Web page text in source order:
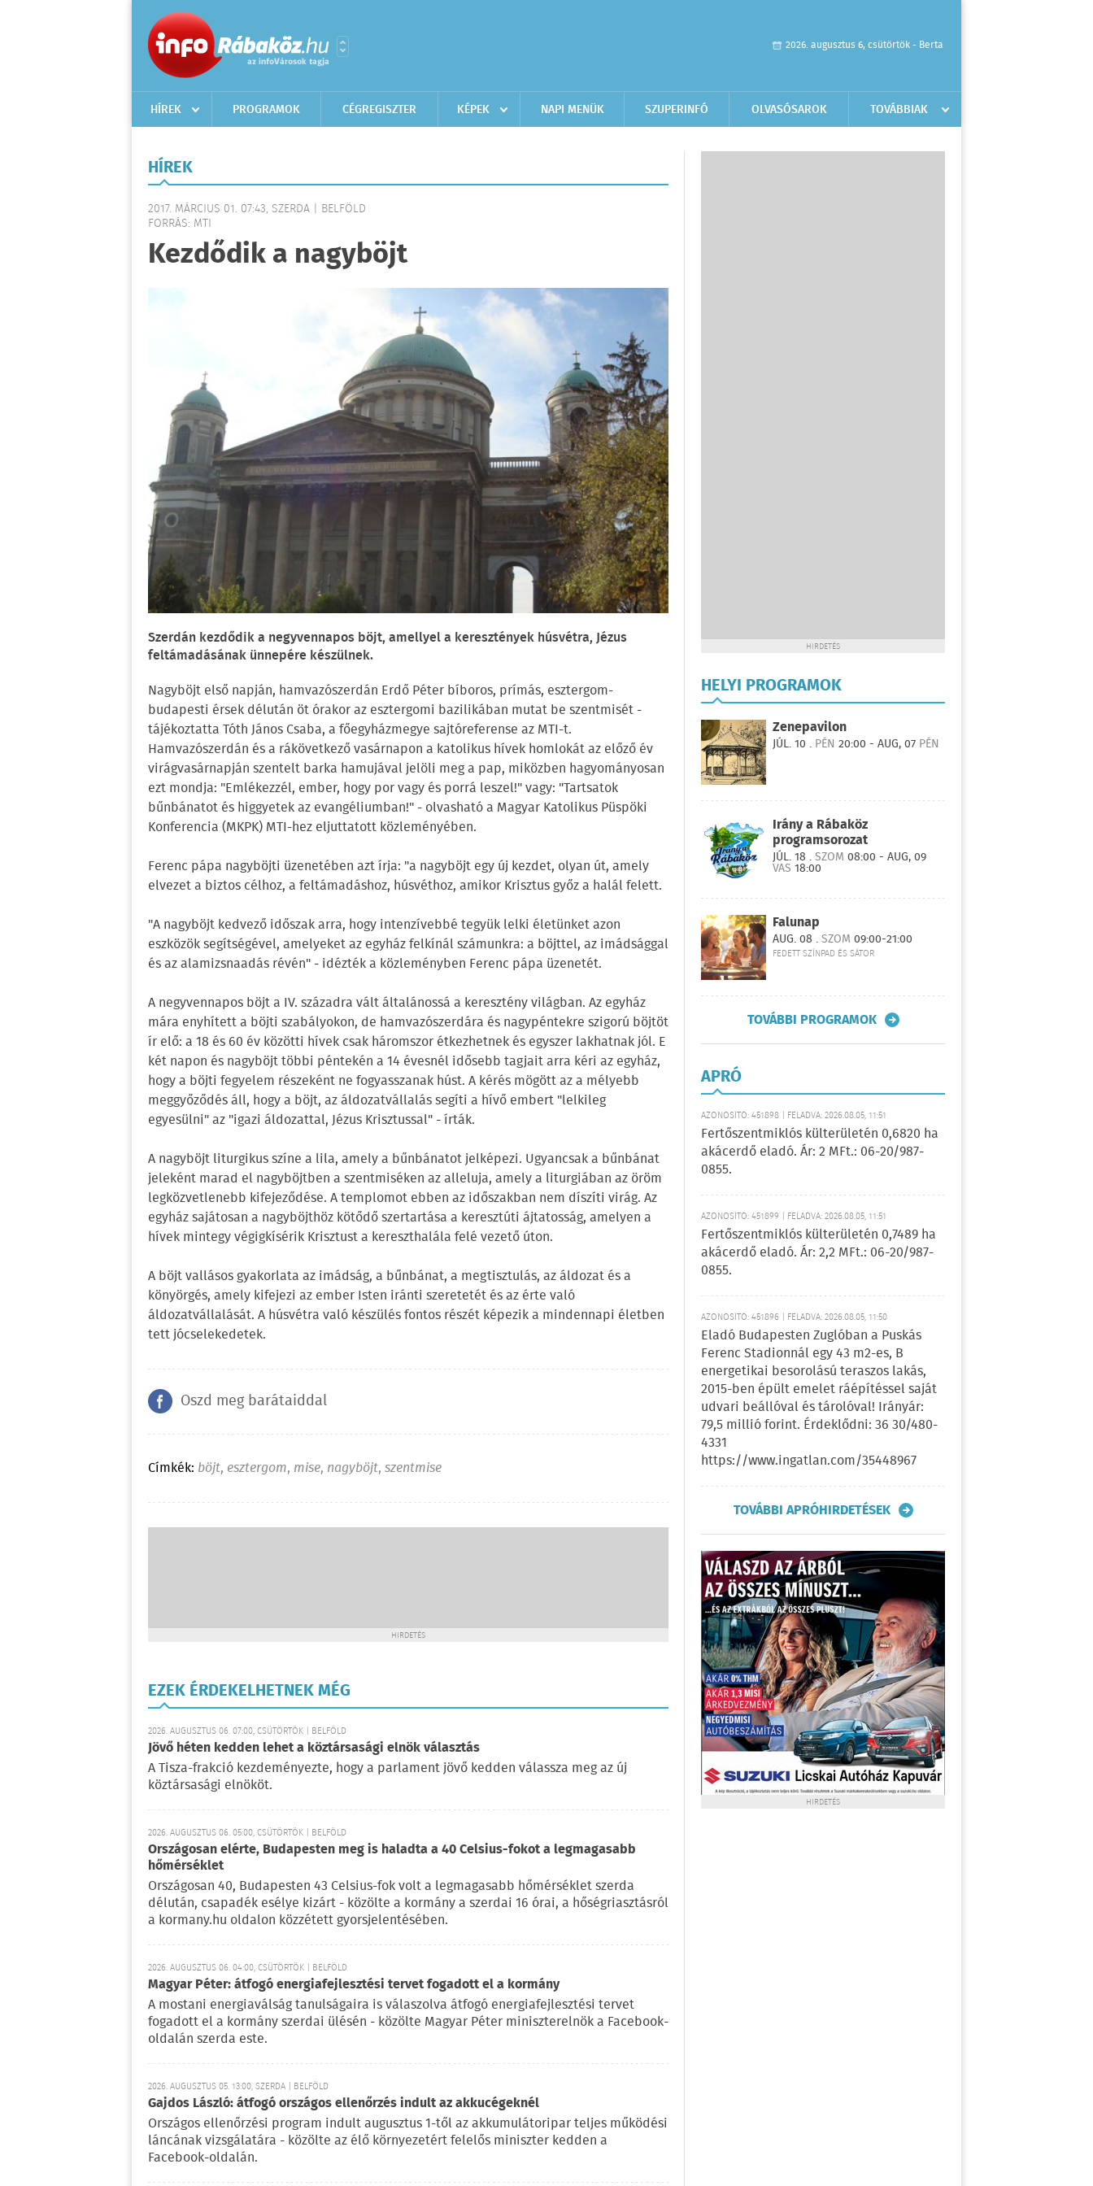
2026. augusztus 6, csütörtök - Berta
HÍREK PROGRAMOK CÉGREGISZTER KÉPEK NAPI MENÜK SZUPERINFÓ OLVASÓSAROK TOVÁBBIAK
HÍREK
2017. MÁRCIUS 01. 07:43, SZERDA | BELFÖLD
FORRÁS: MTI
Kezdődik a nagyböjt
Szerdán kezdődik a negyvennapos böjt, amellyel a keresztények húsvétra, Jézus
feltámadásának ünnepére készülnek.
Nagyböjt első napján, hamvazószerdán Erdő Péter bíboros, prímás, esztergom-
budapesti érsek délután öt órakor az esztergomi bazilikában mutat be szentmisét -
tájékoztatta Tóth János Csaba, a főegyházmegye sajtóreferense az MTI-t.
Hamvazószerdán és a rákövetkező vasárnapon a katolikus hívek homlokát az előző év
virágvasárnapján szentelt barka hamujával jelöli meg a pap, miközben hagyományosan
ezt mondja: "Emlékezzél, ember, hogy por vagy és porrá leszel!" vagy: "Tartsatok
bűnbánatot és higgyetek az evangéliumban!" - olvasható a Magyar Katolikus Püspöki
Konferencia (MKPK) MTI-hez eljuttatott közleményében.
Ferenc pápa nagyböjti üzenetében azt írja: "a nagyböjt egy új kezdet, olyan út, amely
elvezet a biztos célhoz, a feltámadáshoz, húsvéthoz, amikor Krisztus győz a halál felett.
"A nagyböjt kedvező időszak arra, hogy intenzívebbé tegyük lelki életünket azon
eszközök segítségével, amelyeket az egyház felkínál számunkra: a böjttel, az imádsággal
és az alamizsnaadás révén" - idézték a közleményben Ferenc pápa üzenetét.
A negyvennapos böjt a IV. századra vált általánossá a keresztény világban. Az egyház
mára enyhített a böjti szabályokon, de hamvazószerdára és nagypéntekre szigorú böjtöt
ír elő: a 18 és 60 év közötti hívek csak háromszor étkezhetnek és egyszer lakhatnak jól. E
két napon és nagyböjt többi péntekén a 14 évesnél idősebb tagjait arra kéri az egyház,
hogy a böjti fegyelem részeként ne fogyasszanak húst. A kérés mögött az a mélyebb
meggyőződés áll, hogy a böjt, az áldozatvállalás segíti a hívő embert "lelkileg
egyesülni" az "igazi áldozattal, Jézus Krisztussal" - írták.
A nagyböjt liturgikus színe a lila, amely a bűnbánatot jelképezi. Ugyancsak a bűnbánat
jeleként marad el nagyböjtben a szentmiséken az alleluja, amely a liturgiában az öröm
legközvetlenebb kifejeződése. A templomot ebben az időszakban nem díszíti virág. Az
egyház sajátosan a nagyböjthöz kötődő szertartása a keresztúti ájtatosság, amelyen a
hívek mintegy végigkísérik Krisztust a kereszthalála felé vezető úton.
A böjt vallásos gyakorlata az imádság, a bűnbánat, a megtisztulás, az áldozat és a
könyörgés, amely kifejezi az ember Isten iránti szeretetét és az érte való
áldozatvállalását. A húsvétra való készülés fontos részét képezik a mindennapi életben
tett jócselekedetek.
Oszd meg barátaiddal
Címkék: böjt, esztergom, mise, nagyböjt, szentmise
HIRDETÉS
EZEK ÉRDEKELHETNEK MÉG
2026. AUGUSZTUS 06. 07:00, CSÜTÖRTÖK | BELFÖLD
Jövő héten kedden lehet a köztársasági elnök választás
A Tisza-frakció kezdeményezte, hogy a parlament jövő kedden válassza meg az új
köztársasági elnököt.
2026. AUGUSZTUS 06. 05:00, CSÜTÖRTÖK | BELFÖLD
Országosan elérte, Budapesten meg is haladta a 40 Celsius-fokot a legmagasabb
hőmérséklet
Országosan 40, Budapesten 43 Celsius-fok volt a legmagasabb hőmérséklet szerda
délután, csapadék esélye kizárt - közölte a kormány a szerdai 16 órai, a hőségriasztásról
a kormany.hu oldalon közzétett gyorsjelentésében.
2026. AUGUSZTUS 06. 04:00, CSÜTÖRTÖK | BELFÖLD
Magyar Péter: átfogó energiafejlesztési tervet fogadott el a kormány
A mostani energiaválság tanulságaira is válaszolva átfogó energiafejlesztési tervet
fogadott el a kormány szerdai ülésén - közölte Magyar Péter miniszterelnök a Facebook-
oldalán szerda este.
2026. AUGUSZTUS 05. 13:00, SZERDA | BELFÖLD
Gajdos László: átfogó országos ellenőrzés indult az akkucégeknél
Országos ellenőrzési program indult augusztus 1-től az akkumulátoripar teljes működési
láncának vizsgálatára - közölte az élő környezetért felelős miniszter kedden a
Facebook-oldalán.
HIRDETÉS
HELYI PROGRAMOK
Zenepavilon
JÚL. 10 . PÉN 20:00 - AUG, 07 PÉN
Irány a Rábaköz
programsorozat
JÚL. 18 .SZOM 08:00 - AUG, 09
VAS 18:00
Falunap
AUG. 08 .SZOM 09:00-21:00
FEDETT SZÍNPAD ÉS SÁTOR
TOVÁBBI PROGRAMOK
APRÓ
AZONOSÍTÓ: 451898 | FELADVA: 2026.08.05, 11:51
Fertőszentmiklós külterületén 0,6820 ha
akácerdő eladó. Ár: 2 MFt.: 06-20/987-
0855.
AZONOSÍTÓ: 451899 | FELADVA: 2026.08.05, 11:51
Fertőszentmiklós külterületén 0,7489 ha
akácerdő eladó. Ár: 2,2 MFt.: 06-20/987-
0855.
AZONOSÍTÓ: 451896 | FELADVA: 2026.08.05, 11:50
Eladó Budapesten Zuglóban a Puskás
Ferenc Stadionnál egy 43 m2-es, B
energetikai besorolású teraszos lakás,
2015-ben épült emelet ráépítéssel saját
udvari beállóval és tárolóval! Irányár:
79,5 millió forint. Érdeklődni: 36 30/480-
4331
https://www.ingatlan.com/35448967
TOVÁBBI APRÓHIRDETÉSEK
HIRDETÉS